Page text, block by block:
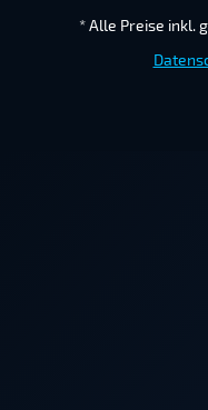
*Alle Preise inkl.